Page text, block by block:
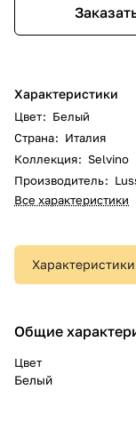
Характеристики
Цвет: Белый
Страна: Италия
Коллекция: Selvino
Производитель:
Все характеристики
Характеристики
Общие
Цвет
Белый